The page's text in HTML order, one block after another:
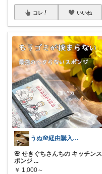
コレ いいね
うぬ🌸経由購入ありがとです🙇‍♀️
🌸 せきぐちさんちの キッチンス
ポンジ ...
￥ 1,000～